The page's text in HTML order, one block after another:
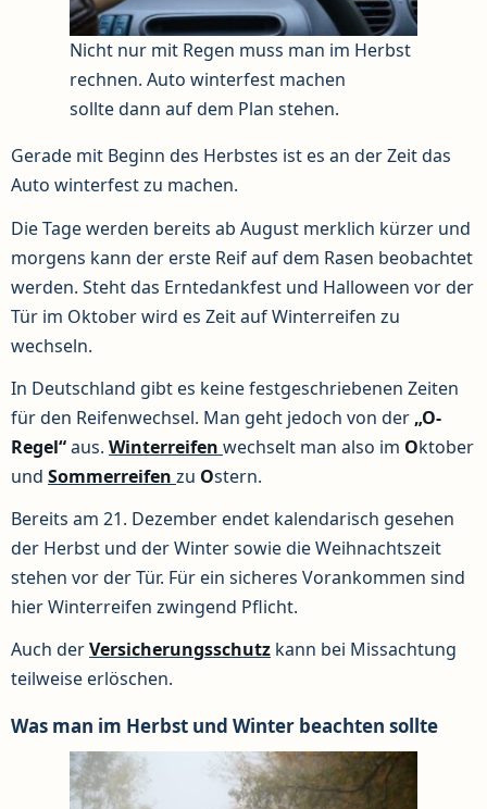
Nicht nur mit Regen muss man im Herbst
rechnen. Auto winterfest machen
sollte dann auf dem Plan stehen.
Gerade mit Beginn des Herbstes ist es an der Zeit das
Auto winterfest zu machen.
Die Tage werden bereits ab August merklich kürzer und
morgens kann der erste Reif auf dem Rasen beobachtet
werden. Steht das Erntedankfest und Halloween vor der
Tür im Oktober wird es Zeit auf Winterreifen zu
wechseln.
In Deutschland gibt es keine festgeschriebenen Zeiten
für den Reifenwechsel. Man geht jedoch von der „O-
Regel“aus. Winterreifen wechselt man also im Oktober
und Sommerreifen zu Ostern.
Bereits am 21. Dezember endet kalendarisch gesehen
der Herbst und der Winter sowie die Weihnachtszeit
stehen vor der Tür. Für ein sicheres Vorankommen sind
hier Winterreifen zwingend Pflicht.
Auch derVersicherungsschutz kann bei Missachtung
teilweise erlöschen.
Was man im Herbst und Winter beachten sollte